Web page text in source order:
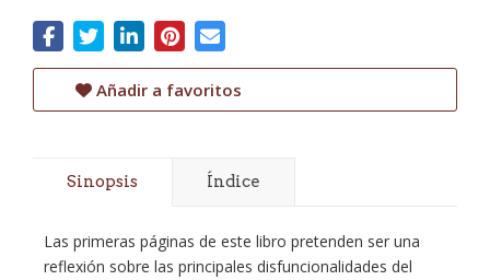
Añadir a favoritos
Sinopsis Índice
Las primeras páginas de este libro pretenden ser una
reflexión sobre las principales disfuncionalidades del